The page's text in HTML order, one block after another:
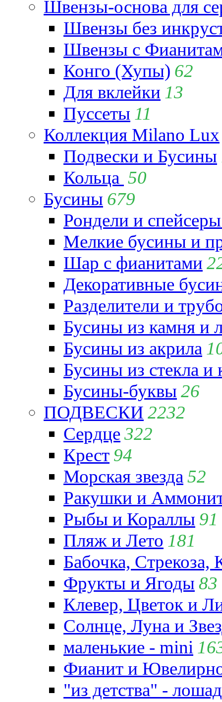
Швензы-основа для
Швензы без
Швензы с
Конго (Хупы) 62
Для вклейки 13
Пуссеты 11
Коллекция Milano Lux
Подвески и Бусины
Кольца 50
Бусины 679
Рондели и
Мелкие бусины и
Шар с фианитами
Декоративные
Разделители и
Бусины из камня и
Бусины из акрила
Бусины из стекла и
Бусины-буквы 26
ПОДВЕСКИ 2232
Сердце322
Крест 94
Морская звезда 52
Ракушки и
Рыбы и Кораллы 91
Пляж и Лето 181
Бабочка,
Фрукты и Ягоды 83
Клевер, Цветок и
Солнце, Луна и
маленькие - mini
Фианит и
"из детства" -